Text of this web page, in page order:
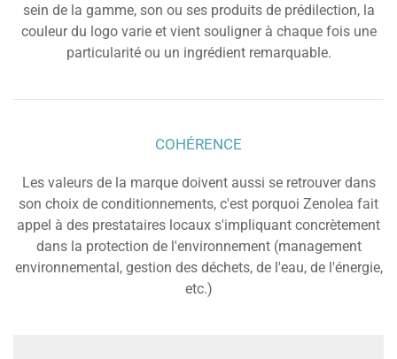
sein de la gamme, son ou ses produits de prédilection, la
couleur du logo varie et vient souligner à chaque fois une
particularité ou un ingrédient remarquable.
COHÉRENCE
Les valeurs de la marque doivent aussi se retrouver dans
son choix de conditionnements, c'est porquoi Zenolea fait
appel à des prestataires locaux s'impliquant concrètement
dans la protection de l'environnement (management
environnemental, gestion des déchets, de l'eau, de l'énergie,
etc.)